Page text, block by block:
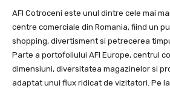
AFI Cotroceni este unul dintre cele mai
centre comerciale din Romania, fiind un
shopping, divertisment si petrecerea
Parte a portofoliului AFI Europe, centrul
dimensiuni, diversitatea magazinelor si
adaptat unui flux ridicat de vizitatori. Pe